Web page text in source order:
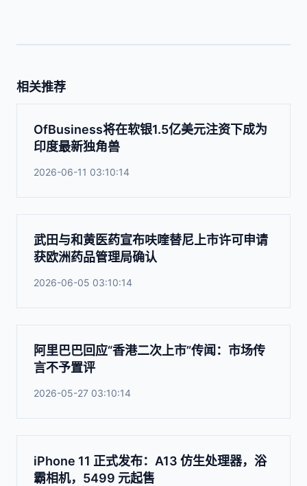
相关推荐
OfBusiness将在软银1.5亿美元注资下成为
印度最新独角兽
2026-06-11 03:10:14
武田与和黄医药宣布呋喹替尼上市许可申请
获欧洲药品管理局确认
2026-06-05 03:10:14
阿里巴巴回应“香港二次上市”传闻：市场传
言不予置评
2026-05-27 03:10:14
iPhone 11 正式发布：A13 仿生处理器，浴
霸相机，5499 元起售